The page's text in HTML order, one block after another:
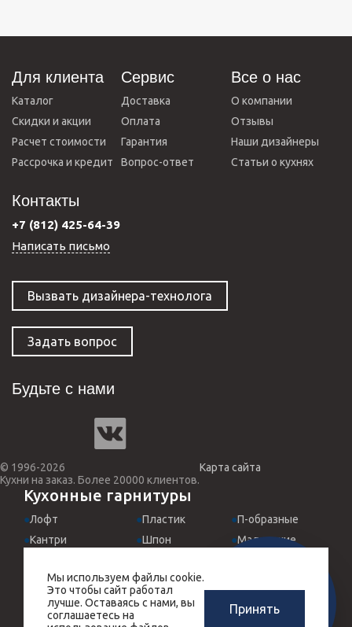
Для клиента
Каталог
Скидки и акции
Расчет стоимости
Рассрочка и кредит
Сервис
Доставка
Оплата
Гарантия
Вопрос-ответ
Все о нас
О компании
Отзывы
Наши дизайнеры
Статьи о кухнях
Контакты
+7 (812) 425-64-39
Написать письмо
Вызвать дизайнера-технолога
Задать вопрос
Будьте с нами
© 1996-2026
Кухни на заказ. Более 20000 клиентов.
Карта сайта
Кухонные гарнитуры
Лофт
Кантри
Хай-Тек
Прованс
Массив дерева
Пластик
Шпон
Италия
Угловые
Прямые
П-образные
Маленькие
ДИЗАЙНЕР
БЕСПЛАТНО
РАСЧЕТ КУХНИ
ЗА 10 МИНУТ
Мы используем файлы cookie.
Это чтобы сайт работал
лучше. Оставаясь с нами, вы
соглашаетесь на
Принять